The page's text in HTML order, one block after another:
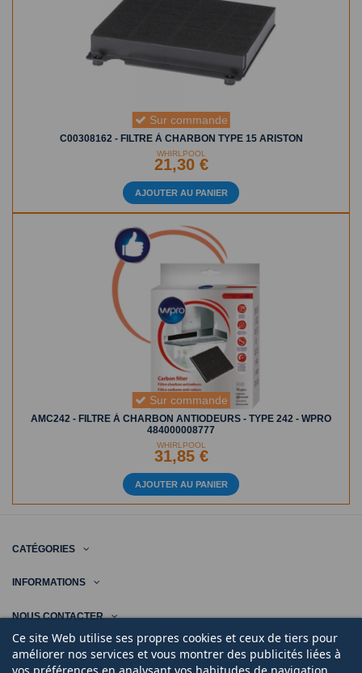
Sur commande
C00308162 - FILTRE À CHARBON TYPE 15 ARISTON
WHIRLPOOL
21,30 €
AJOUTER AU PANIER
Sur commande
AMC242 - FILTRE À CHARBON ANTIODEURS - TYPE 242 - WPRO
484000008777
WHIRLPOOL
31,85 €
AJOUTER AU PANIER
CATÉGORIES
INFORMATIONS
NOUS CONTACTER
Ce site Web utilise ses propres cookies et ceux de tiers pour
améliorer nos services et vous montrer des publicités liées à